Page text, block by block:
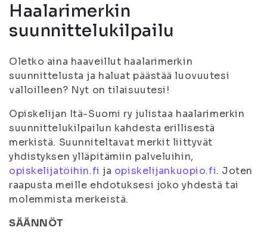
Haalarimerkin
suunnittelukilpailu
Oletko aina haaveillut haalarimerkin
suunnittelusta ja haluat päästää luovuutesi
valloilleen? Nyt on tilaisuutesi!
Opiskelijan Itä-Suomi ry julistaa haalarimerkin
suunnittelukilpailun kahdesta erillisestä
merkistä. Suunniteltavat merkit liittyvät
yhdistyksen ylläpitämiin palveluihin,
opiskelijatöihin.fi ja opiskelijankuopio.fi. Joten
raapusta meille ehdotuksesi joko yhdestä tai
molemmista merkeistä.
SÄÄNNÖT